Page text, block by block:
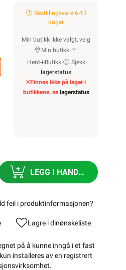
Bestillingsvare 6-13
dager
Min butikk ikke valgt, velg
Min butikk
Hent-i-Butikk
Sjekk
lagerstatus
Finnes ikke på lager i
butikkene, se lagerstatus
LEGG I HANDLEKURV
feil i produktinformasjonen?
Lagre i dinønskeliste
på å kunne inngå i et fast
installeres av en registrert
.